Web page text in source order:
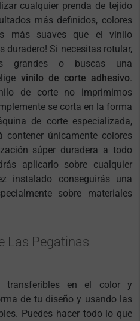
cualquier prenda de tejido
más definidos, colores
más suaves que el vinilo
duradero! Si necesitas rotular,
grandes o buscas una
vinilo de corte adhesivo.
de corte no imprimimos
se corta en la forma
de corte especializada,
únicamente colores
súper duradera a todo
aplicarlo sobre cualquier
instalado conseguirás una
sobre materiales
Las Pegatinas
transferibles en el color y
de tu diseño y usando las
Puedes hacer todo lo que